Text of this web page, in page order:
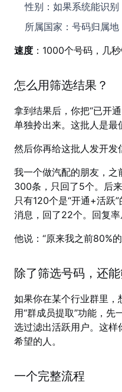
性别：如果系统能识别
所属国家：号码归属地
速度 ：1000个号码，几秒
怎么用筛选结果？
拿到结果后，你把“已开
单独拎出来。这批人是最
然后你再给这批人发开发
我一个做汽配的朋友，之
300条，只回了5个。后
只有120个是“开通+活跃
消息，回了22个。回复率
他说：“原来我之前80%
除了筛选号码，还
如果你在某个行业群里，
用“群成员提取”功能，
选过滤出活跃用户。这
希望的人。
一个完整流程